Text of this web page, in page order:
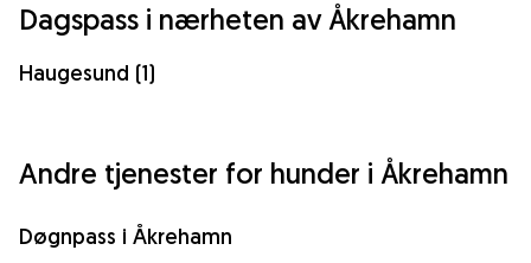
Dagspass i nærheten av Åkrehamn
Haugesund (1)
Andre tjenester for hunder i Åkrehamn
Døgnpass i Åkrehamn